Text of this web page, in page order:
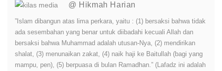
@ Hikmah Harian
”Islam dibangun atas lima perkara, yaitu : (1) bersaksi bahwa tidak
ada sesembahan yang benar untuk diibadahi kecuali Allah dan
bersaksi bahwa Muhammad adalah utusan-Nya, (2) mendirikan
shalat, (3) menunaikan zakat, (4) naik haji ke Baitullah (bagi yang
mampu, pen), (5) berpuasa di bulan Ramadhan.” (Lafadz ini adalah